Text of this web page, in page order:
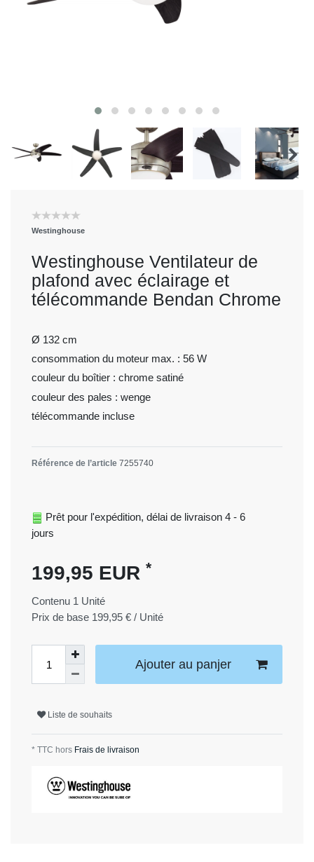
Westinghouse
Westinghouse Ventilateur de
plafond avec éclairage et
télécommande Bendan Chrome
Ø 132 cm
consommation du moteur max. : 56 W
couleur du boîtier : chrome satiné
couleur des pales : wenge
télécommande incluse
Référence de l’article 7255740
Prêt pour l'expédition, délai de livraison 4 - 6
jours
199,95 EUR *
Contenu 1 Unité
Prix de base 199,95 € / Unité
Ajouter au panjer
Liste de souhaits
* TTC hors Frais de livraison